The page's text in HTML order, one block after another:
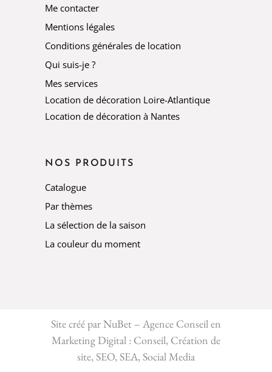
Me contacter
Mentions légales
Conditions générales de location
Qui suis-je ?
Mes services
Location de décoration Loire-Atlantique
Location de décoration à Nantes
NOS PRODUITS
Catalogue
Par thèmes
La sélection de la saison
La couleur du moment
Site créé parNuBet – Agence Conseil en
Marketing Digital : Conseil, Création de
site, SEO, SEA, Social Media